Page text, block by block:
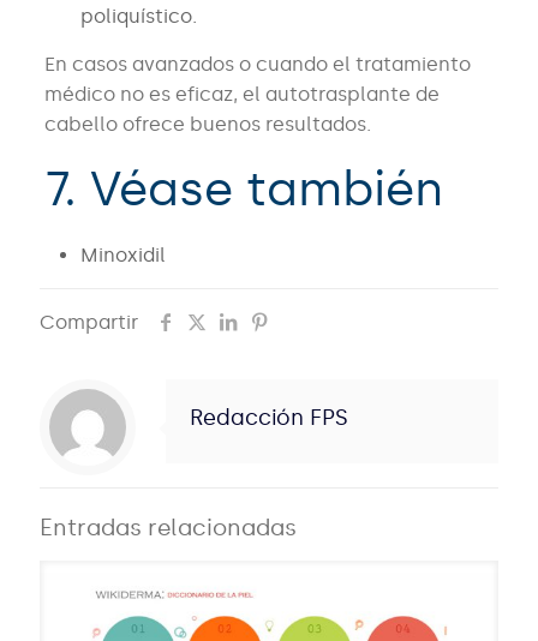
poliquístico.
En casos avanzados o cuando el tratamiento
médico no es eficaz, el autotrasplante de
cabello ofrece buenos resultados.
7. Véase también
Minoxidil
Compartir
Redacción FPS
Entradas relacionadas